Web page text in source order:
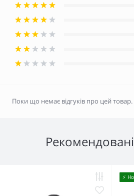
Поки що немає відгуків про цей товар.
⚡️